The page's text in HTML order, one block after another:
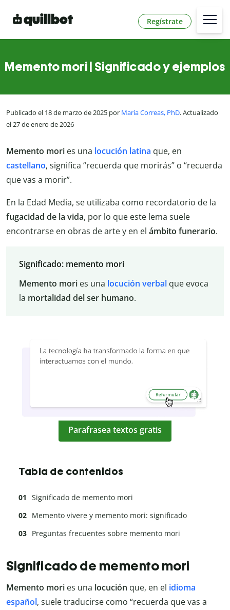
Regístrate
Memento mori | Significado y ejemplos
Publicado el 18 de marzo de 2025 por María Correas, PhD. Actualizado
el 27 de enero de 2026
Memento mori es una locución latina que, en
castellano, significa “recuerda que morirás” o “recuerda
que vas a morir”.
En la Edad Media, se utilizaba como recordatorio de la
fugacidad de la vida, por lo que este lema suele
encontrarse en obras de arte y en el ámbito funerario.
Significado: memento mori
Memento mories una locución verbalque evoca
la mortalidad del ser humano.
Parafrasea textos gratis
Tabla de contenidos
Significado de memento mori
Memento vivere y memento mori: significado
Preguntas frecuentes sobre memento mori
Significado de memento mori
Memento mori es una locución que, en el idioma
español, suele traducirse como “recuerda que vas a